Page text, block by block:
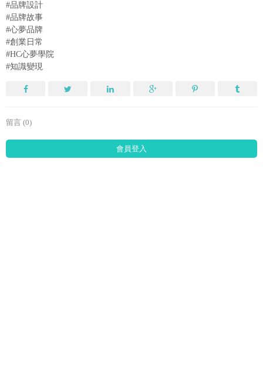
#品牌設計
#品牌故事
#心夢品牌
#創業日常
#HC心夢學院
#知識變現
留言 (0)
會員登入